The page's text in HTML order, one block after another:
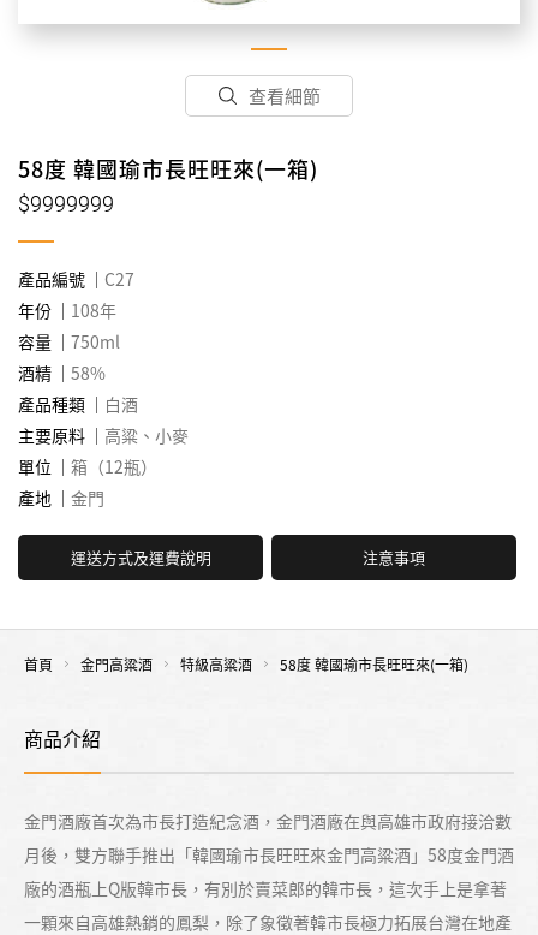
查看細節
58度 韓國瑜市長旺旺來(一箱)
$9999999
產品編號
C27
年份
108年
容量
750ml
酒精
58%
產品種類
白酒
主要原料
高粱、小麥
單位
箱（12瓶）
產地
金門
運送方式及運費說明 注意事項
首頁 金門高粱酒 特級高粱酒 58度 韓國瑜市長旺旺來(一箱)
商品介紹
金門酒廠首次為市長打造紀念酒，金門酒廠在與高雄市政府接洽數
月後，雙方聯手推出「韓國瑜市長旺旺來金門高粱酒」58度金門酒
廠的酒瓶上Q版韓市長，有別於賣菜郎的韓市長，這次手上是拿著
一顆來自高雄熱銷的鳳梨，除了象徵著韓市長極力拓展台灣在地產